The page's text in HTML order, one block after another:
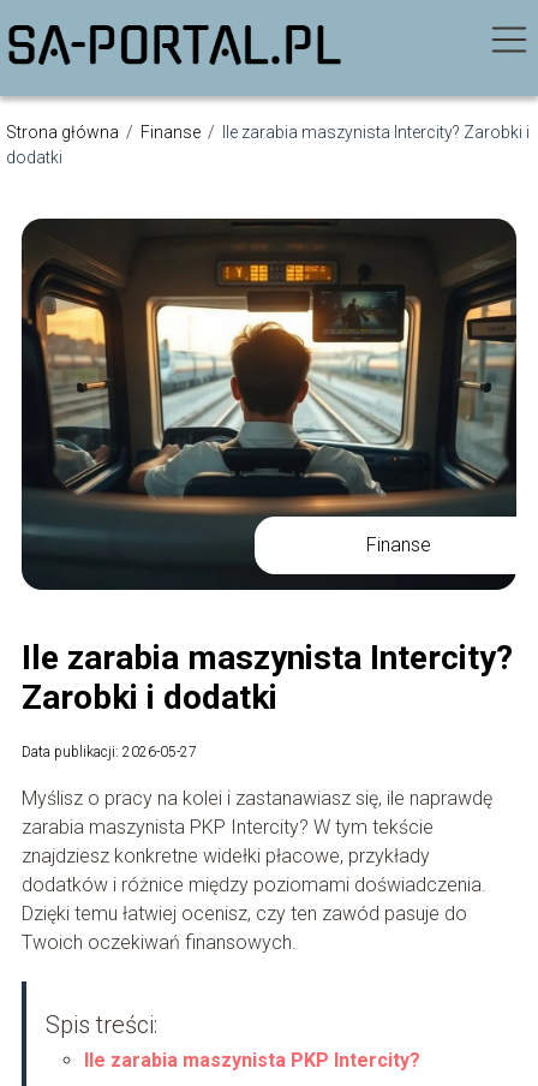
Strona główna / Finanse /
Ile zarabia maszynista Intercity? Zarobki i
dodatki
Finanse
Ile zarabia maszynista Intercity?
Zarobki i dodatki
Data publikacji: 2026-05-27
Myślisz o pracy na kolei i zastanawiasz się, ile naprawdę
zarabia maszynista PKP Intercity? W tym tekście
znajdziesz konkretne widełki płacowe, przykłady
dodatków i różnice między poziomami doświadczenia.
Dzięki temu łatwiej ocenisz, czy ten zawód pasuje do
Twoich oczekiwań finansowych.
Spis treści:
Ile zarabia maszynista PKP Intercity?